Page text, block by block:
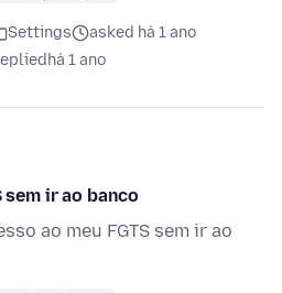
Settings
asked há 1 ano
há 1 ano
sem ir ao banco
ao meu FGTS sem ir ao